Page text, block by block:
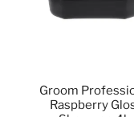
Groom
Raspberry